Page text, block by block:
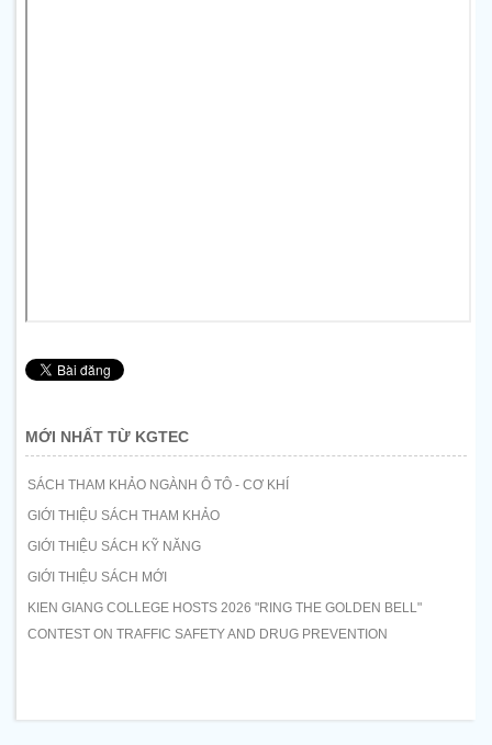
MỚI NHẤT TỪ KGTEC
SÁCH THAM KHẢO NGÀNH Ô TÔ - CƠ KHÍ
GIỚI THIỆU SÁCH THAM KHẢO
GIỚI THIỆU SÁCH KỸ NĂNG
GIỚI THIỆU SÁCH MỚI
KIEN GIANG COLLEGE HOSTS 2026 "RING THE GOLDEN BELL"
CONTEST ON TRAFFIC SAFETY AND DRUG PREVENTION